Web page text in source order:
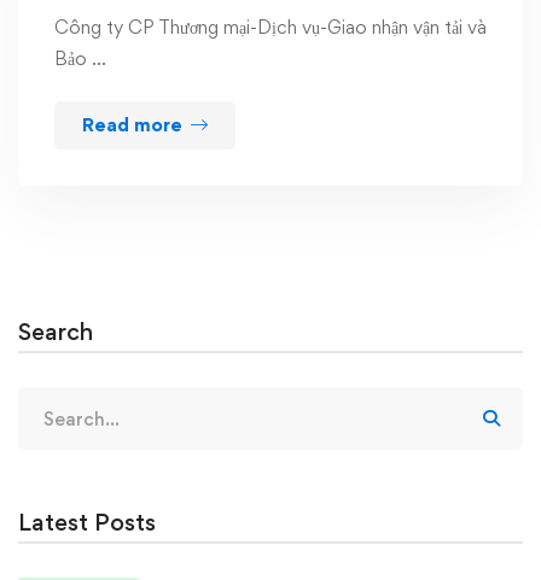
Công ty CP Thương mại-Dịch vụ-Giao nhận vận tải và
Bảo …
Read more
Search
for:
Latest Posts